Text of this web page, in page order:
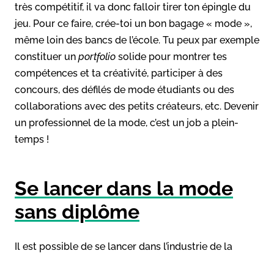
très compétitif, il va donc falloir tirer ton épingle du
jeu. Pour ce faire, crée-toi un bon bagage « mode »,
même loin des bancs de l’école. Tu peux par exemple
constituer un portfolio solide pour montrer tes
compétences et ta créativité, participer à des
concours, des défilés de mode étudiants ou des
collaborations avec des petits créateurs, etc. Devenir
un professionnel de la mode, c’est un job a plein-
temps !
Se lancer dans la mode
sans diplôme
Il est possible de se lancer dans l’industrie de la